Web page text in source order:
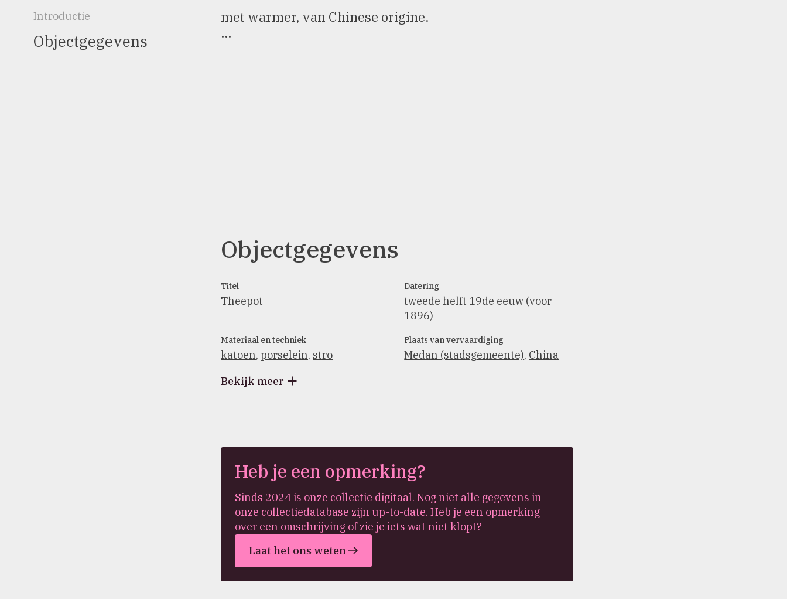
Introductie
Objectgegevens
met warmer, van Chinese origine.
...
Objectgegevens
Titel
Theepot
Datering
tweede helft 19de eeuw (voor
1896)
Materiaal en techniek
katoen, porselein, stro
Plaats van vervaardiging
Medan (stadsgemeente), China
Bekijk meer
Heb je een opmerking?
Sinds 2024 is onze collectie digitaal. Nog niet alle gegevens in
onze collectiedatabase zijn up-to-date. Heb je een opmerking
over een omschrijving of zie je iets wat niet klopt?
Laat het ons weten